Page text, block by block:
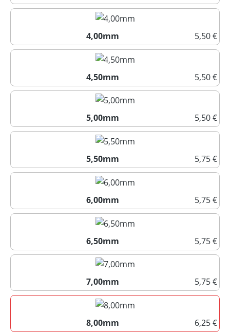
3,75mm
4,00mm
5,50 €
4,00mm
4,50mm
5,50 €
4,50mm
5,00mm
5,50 €
5,00mm
5,50mm
5,75 €
5,50mm
6,00mm
5,75 €
6,00mm
6,50mm
5,75 €
6,50mm
7,00mm
5,75 €
7,00mm
8,00mm
6,25 €